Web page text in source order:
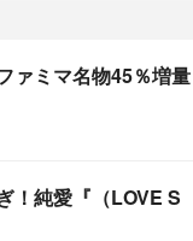
ァミマ名物45％増量
！純愛『（LOVE S